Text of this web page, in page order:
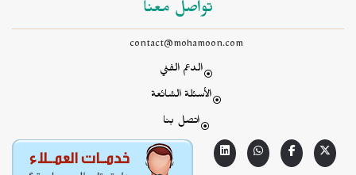
تواصل معنا
contact@mohamoon.com
الدعم الفني
الأسئلة الشائعة
اتصل بنا